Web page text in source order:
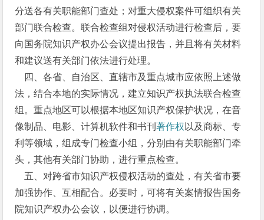
分送各有关职能部门查处；对重大侵权案件可组织有关
部门联合检查。联合检查组对侵权活动进行检查后，要
向国务院知识产权办公会议提出报告，并且将有关材料
和建议送有关部门依法进行处理。
四、各省、自治区、直辖市及重点城市应依照上述做
法，结合本地的实际情况，建立知识产权执法联合检查
组。重点地区可以根据本地区知识产权保护状况，在音
像制品、电影、计算机软件和书刊著作权 以及商标、专
利等领域，组成专门检查小组，分别由有关职能部门牵
头，其他有关部门协助，进行重点检查。
五、对跨省市知识产权侵权活动的查处，有关省市要
加强协作、互相配合。必要时，可将有关案情报告国务
院知识产权办公会议，以便进行协调。